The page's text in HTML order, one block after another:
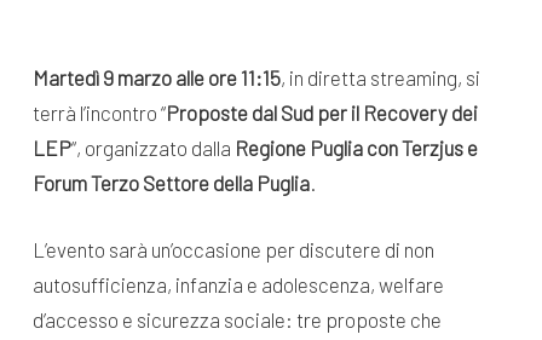
Martedì 9 marzo alle ore 11:15, in diretta streaming, si
terrà l’incontro “Proposte dal Sud per il Recovery dei
LEP“, organizzato dalla Regione Puglia con Terzjus e
Forum Terzo Settore della Puglia.
L’evento sarà un’occasione per discutere di non
autosufficienza, infanzia e adolescenza, welfare
d’accesso e sicurezza sociale: tre proposte che
Appuntamenti
e blog progetti
Seguici sui social: